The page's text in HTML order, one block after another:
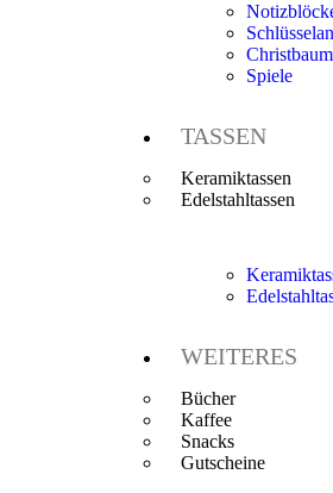
Spiele
TASSEN
Keramiktassen
Edelstahltassen
WEITERES
Bücher
Kaffee
Snacks
Gutscheine